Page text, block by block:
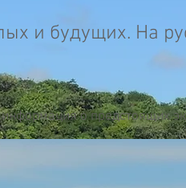
и будущих. На
о предстоящих